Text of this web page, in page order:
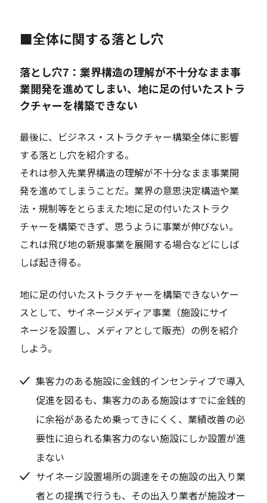
■全体に関する落とし穴
落とし穴7：業界構造の理解が不十分なまま事
業開発を進めてしまい、地に足の付いたストラ
クチャーを構築できない
最後に、ビジネス・ストラクチャー構築全体に影響
する落とし穴を紹介する。
それは参入先業界構造の理解が不十分なまま事業開
発を進めてしまうことだ。業界の意思決定構造や業
法・規制等をとらまえた地に足の付いたストラク
チャーを構築できず、思うように事業が伸びない。
これは飛び地の新規事業を展開する場合などにしば
しば起き得る。
地に足の付いたストラクチャーを構築できないケー
スとして、サイネージメディア事業（施設にサイ
ネージを設置し、メディアとして販売）の例を紹介
しよう。
集客力のある施設に金銭的インセンティブで導入
促進を図るも、集客力のある施設はすでに金銭的
に余裕があるため乗ってきにくく、業績改善の必
要性に迫られる集客力のない施設にしか設置が進
まない
サイネージ設置場所の調達をその施設の出入り業
者との提携で行うも、その出入り業者が施設オー